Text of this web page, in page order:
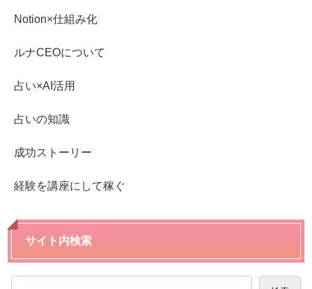
Notion×仕組み化
ルナCEOについて
占い×AI活用
占いの知識
成功ストーリー
経験を講座にして稼ぐ
サイト内検索